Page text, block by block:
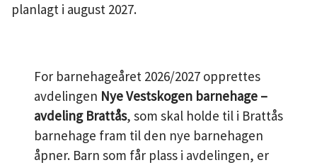
planlagt i august 2027.
For barnehageåret 2026/2027 opprettes
avdelingen Nye Vestskogen barnehage –
avdeling Brattås, som skal holde til i Brattås
barnehage fram til den nye barnehagen
åpner. Barn som får plass i avdelingen, er